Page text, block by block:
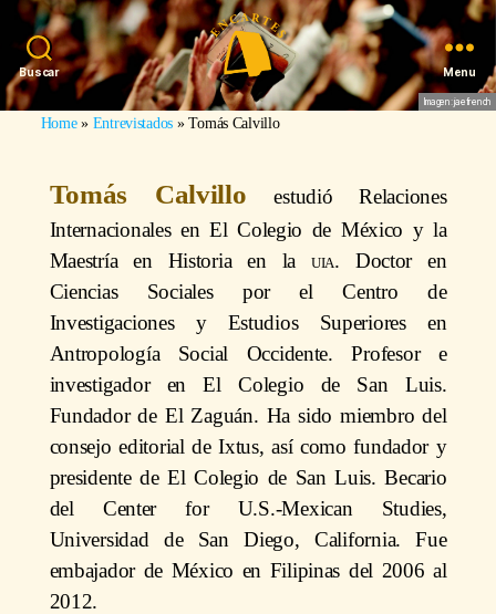
Buscar Menu
Imagen: jaefrench
Home» Entrevistados »Tomás Calvillo
Tomás Calvilloestudió Relaciones
Internacionales en El Colegio de México y la
Maestría en Historia en la uia. Doctor en
Ciencias Sociales por el Centro de
Investigaciones y Estudios Superiores en
Antropología Social Occidente. Profesor e
investigador en El Colegio de San Luis.
Fundador de El Zaguán. Ha sido miembro del
consejo editorial de Ixtus, así como fundador y
presidente de El Colegio de San Luis. Becario
del Center for U.S.-Mexican Studies,
Universidad de San Diego, California. Fue
embajador de México en Filipinas del 2006 al
2012.